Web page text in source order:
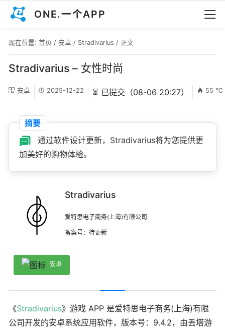
ONE.一个APP
现在位置: 首页 / 安卓 / Stradivarius / 正文
Stradivarius – 女性时尚
安卓 2025-12-22 ⏳ 已提交（08-06 20:27） 55 ℃
摘要
通过软件设计更新，Stradivarius将为您提供更
加美好的购物体验。
Stradivarius
爱特思电子商务(上海)有限公司
备案号：待更新
安卓
《Stradivarius》游戏 APP 是爱特思电子商务(上海)有限
公司开发的安卓系统应用软件，版本号：9.4.2，由丢塔游